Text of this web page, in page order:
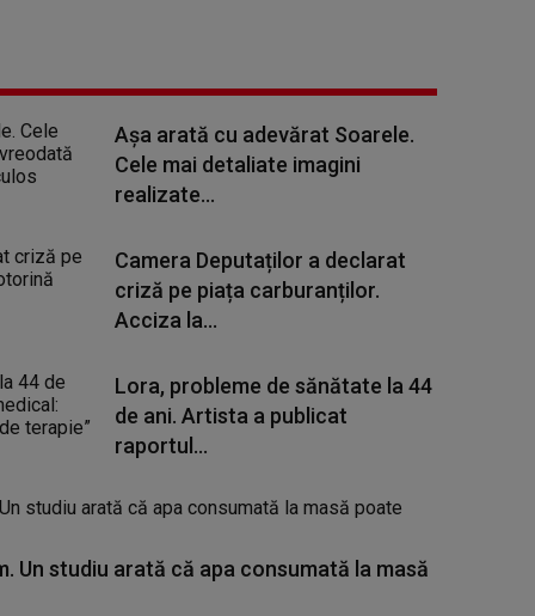
Așa arată cu adevărat Soarele.
Cele mai detaliate imagini
realizate...
Camera Deputaților a declarat
criză pe piața carburanților.
Acciza la...
Lora, probleme de sănătate la 44
de ani. Artista a publicat
raportul...
Un studiu arată că apa consumată la masă